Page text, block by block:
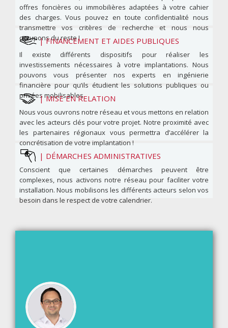
offres foncières ou immobilières adaptées à votre cahier
des charges. Vous pouvez en toute confidentialité nous
transmettre vos critères de recherche et nous nous
occupons du reste !
|FINANCEMENT ET AIDES PUBLIQUES
Il existe différents dispositifs pour réaliser les
investissements nécessaires à votre implantations. Nous
pouvons vous présenter nos experts en ingénierie
financière pour qu’ils étudient les solutions publiques ou
privées mobilisables.
|MISE EN RELATION
Nous vous ouvrons notre réseau et vous mettons en relation
avec les acteurs clés pour votre projet. Notre proximité avec
les partenaires régionaux vous permettra d’accélérer la
concrétisation de votre implantation !
| DÉMARCHES ADMINISTRATIVES
Conscient que certaines démarches peuvent être
complexes, nous activons notre réseau pour faciliter votre
installation. Nous mobilisons les différents acteurs selon vos
besoin dans le respect de votre calendrier.